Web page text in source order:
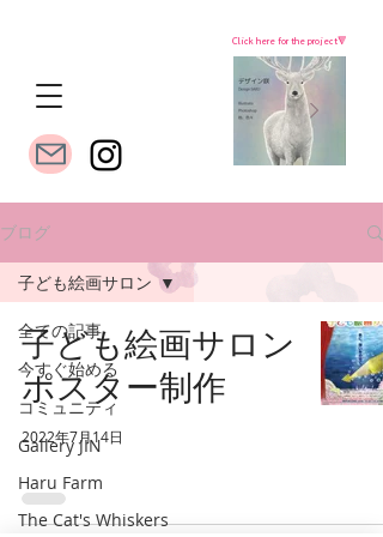
Click here for the project🔻
ブログ
全ての記事
今すぐ始める
コミュニティ
Gallery JIN
Haru Farm
The Cat's Whiskers
子ども絵画サロン
子ども絵画サロン
ポスター制作
2022年7月14日